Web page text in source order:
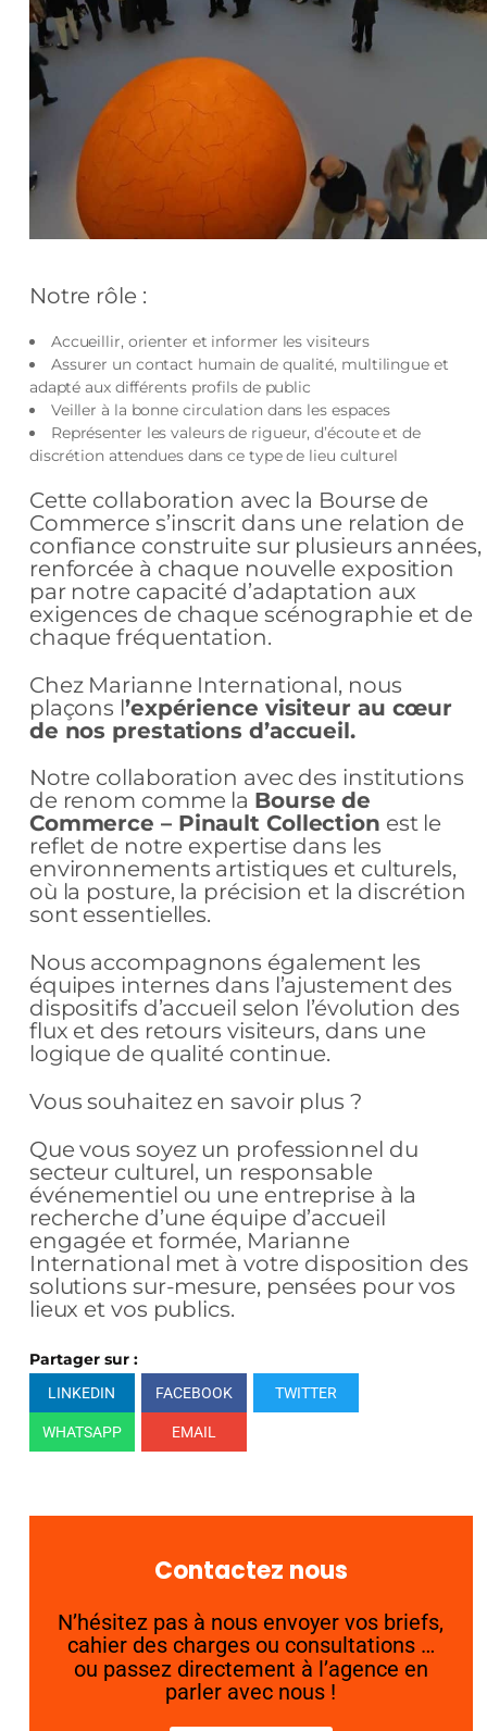
Notre rôle :
Accueillir, orienter et informer les visiteurs
Assurer un contact humain de qualité, multilingue et
adapté aux différents profils de public
Veiller à la bonne circulation dans les espaces
Représenter les valeurs de rigueur, d’écoute et de
discrétion attendues dans ce type de lieu culturel
Cette collaboration avec la Bourse de
Commerce s’inscrit dans une relation de
confiance construite sur plusieurs années,
renforcée à chaque nouvelle exposition
par notre capacité d’adaptation aux
exigences de chaque scénographie et de
chaque fréquentation.
Chez Marianne International, nous
plaçons l’expérience visiteur au cœur
de nos prestations d’accueil.
Notre collaboration avec des institutions
de renom comme la Bourse de
Commerce – Pinault Collection est le
reflet de notre expertise dans les
environnements artistiques et culturels,
où la posture, la précision et la discrétion
sont essentielles.
Nous accompagnons également les
équipes internes dans l’ajustement des
dispositifs d’accueil selon l’évolution des
flux et des retours visiteurs, dans une
logique de qualité continue.
Vous souhaitez en savoir plus ?
Que vous soyez un professionnel du
secteur culturel, un responsable
événementiel ou une entreprise à la
recherche d’une équipe d’accueil
engagée et formée, Marianne
International met à votre disposition des
solutions sur-mesure, pensées pour vos
lieux et vos publics.
Partager sur :
LINKEDIN FACEBOOK TWITTER
WHATSAPP EMAIL
Contactez nous
N’hésitez pas à nous envoyer vos briefs,
cahier des charges ou consultations …
ou passez directement à l’agence en
parler avec nous !